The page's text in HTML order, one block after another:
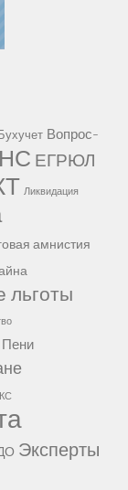
Вопрос-
ЕГРЮЛ
Ликвидация
амнистия
льготы
Пени
Эксперты